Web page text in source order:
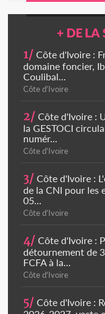
+ DE LA
1/ Côte d'Ivoire :
domaine foncier,
Coulibal...
Côte d'Ivoire
2/ Côte d'Ivoire :
la GESTOCI
numér...
Côte d'Ivoire
3/ Côte d'Ivoire :
de la CNI pour les
05...
Côte d'Ivoire
4/ Côte d'Ivoire :
détournement de
FCFA à la...
Côte d'Ivoire
5/ Côte d'Ivoire :